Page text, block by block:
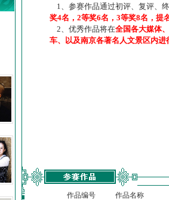
1、参赛作品通过初评、复评、
奖4名，2等奖6名，3等奖8名，提
2、优秀作品将在全国各大媒体
车、以及南京各著名人文景区内进
作品编号 作品名称